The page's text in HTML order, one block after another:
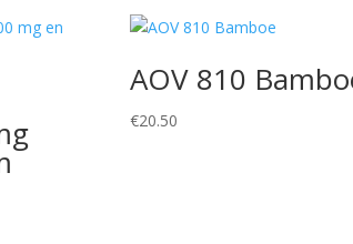
AOV 810
€20.50